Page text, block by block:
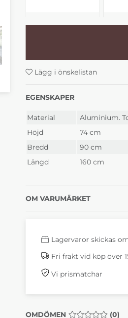
iläggsskiva Chilli
Costa matbord med
iläggsskiva Frosted
Lemon
6-8 Veckor
Costa matbord med
iläggsskiva Lapilli
Grey6-8 Veckor
Costa
6-8
Lägg i önskelistan
EGENSKAPER
Material
Aluminium.
Höjd
74 cm
Bredd
90 cm
Längd
160 cm
OM VARUMÄRKET
Lagervaror skickas
Fri frakt vid köp över
Vi prismatchar
OMDÖMEN MEDELBETYG 0
(0)